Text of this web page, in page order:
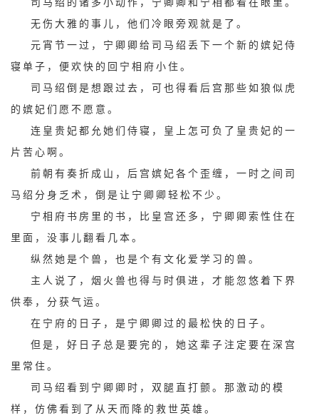
无伤大雅的事儿，他们冷眼旁观就是了。
元宵节一过，宁卿卿给司马绍丢下一个新的嫔妃侍
寝单子，便欢快的回宁相府小住。
司马绍倒是想跟过去，可也得看后宫那些如狼似虎
的嫔妃们愿不愿意。
连皇贵妃都允她们侍寝，皇上怎可负了皇贵妃的一
片苦心啊。
前朝有奏折成山，后宫嫔妃各个歪缠，一时之间司
马绍分身乏术，倒是让宁卿卿轻松不少。
宁相府书房里的书，比皇宫还多，宁卿卿索性住在
里面，没事儿翻看几本。
纵然她是个兽，也是个有文化爱学习的兽。
主人说了，烟火兽也得与时俱进，才能忽悠着下界
供奉，分获气运。
在宁府的日子，是宁卿卿过的最松快的日子。
但是，好日子总是要完的，她这辈子注定要在深宫
里常住。
司马绍看到宁卿卿时，双腿直打颤。那激动的模
样，仿佛看到了从天而降的救世英雄。